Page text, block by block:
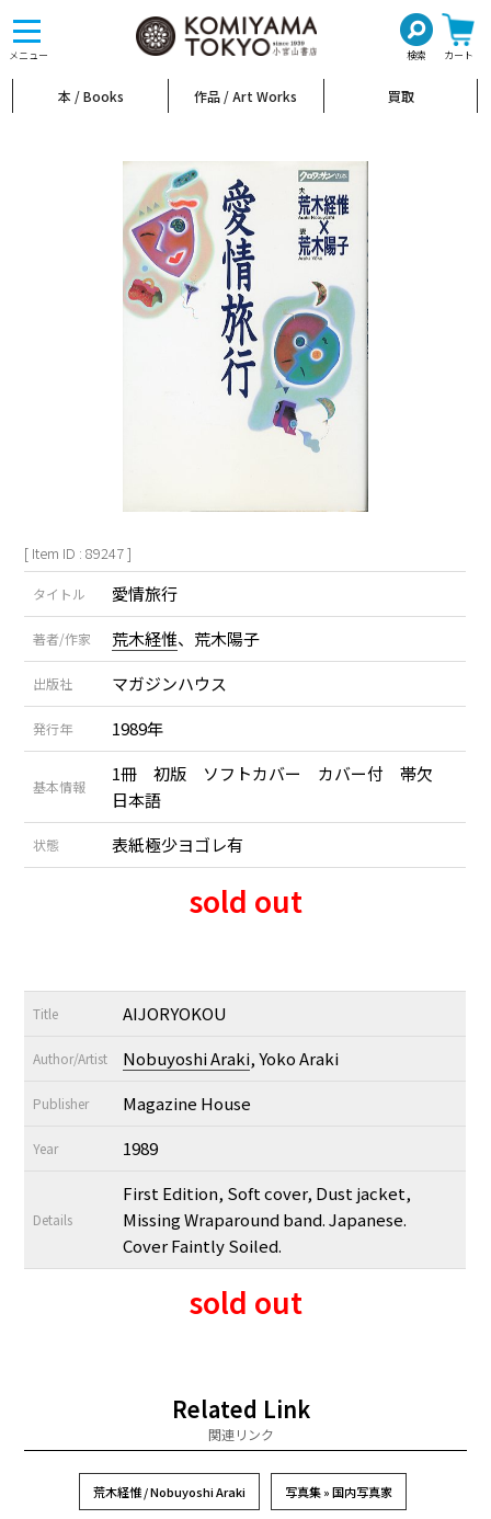
メニュー 検索 カート
toggle
navigation
本 / Books 作品 / Art Works 買取
[ Item ID : 89247 ]
タイトル 愛情旅行
著者/作家 荒木経惟、荒木陽子
出版社 マガジンハウス
発行年 1989年
基本情報
1冊 初版 ソフトカバー カバー付 帯欠
日本語
状態 表紙極少ヨゴレ有
sold out
Title AIJORYOKOU
Author/Artist Nobuyoshi Araki, Yoko Araki
Publisher Magazine House
Year 1989
Details
First Edition, Soft cover, Dust jacket,
Missing Wraparound band. Japanese.
Cover Faintly Soiled.
sold out
Related Link
関連リンク
荒木経惟 / Nobuyoshi Araki 写真集 » 国内写真家